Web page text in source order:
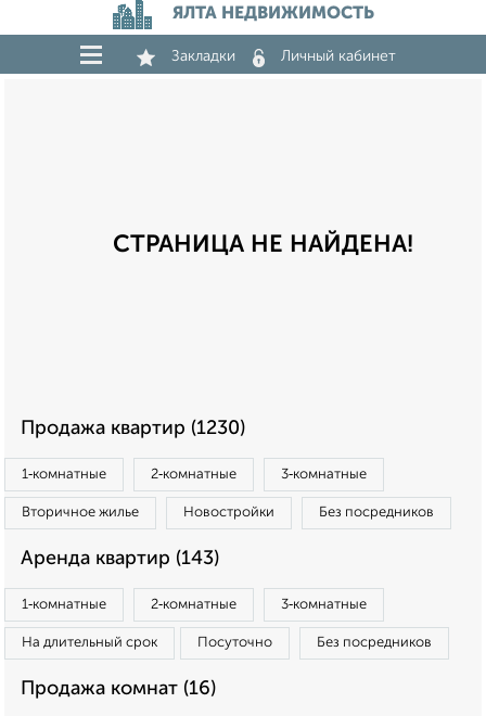
ЯЛТА НЕДВИЖИМОСТЬ
Закладки Личный кабинет
СТРАНИЦА НЕ НАЙДЕНА!
Продажа квартир (1230)
1‑комнатные 2‑комнатные 3‑комнатные
Вторичное жилье Новостройки Без посредников
Аренда квартир (143)
1‑комнатные 2‑комнатные 3‑комнатные
На длительный срок Посуточно Без посредников
Продажа комнат (16)